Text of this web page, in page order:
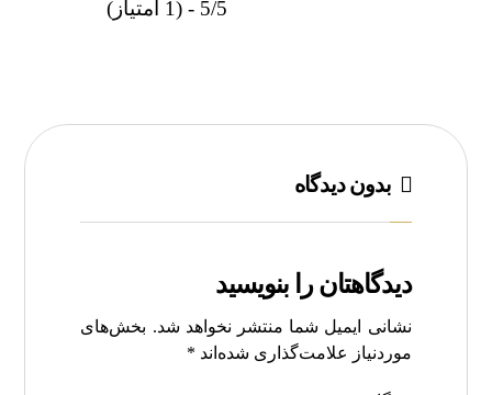
5/5 - (1 امتیاز)
بدون دیدگاه
دیدگاهتان را بنویسید
نشانی ایمیل شما منتشر نخواهد شد. بخش‌های
موردنیاز علامت‌گذاری شده‌اند *